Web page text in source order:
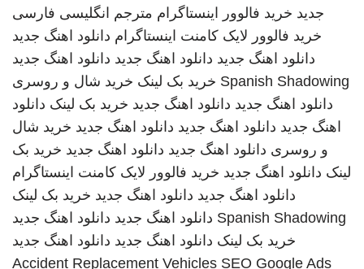
جدید خرید فالوور اینستاگرام مترجم انگلیسی فارسی
خرید فالوور لایک کامنت اینستاگرام دانلود اهنگ جدید
دانلود اهنگ جدید دانلود اهنگ جدید دانلود اهنگ جدید
Spanish Shadowing خرید بک لینک خرید شال و روسری
دانلود اهنگ جدید دانلود اهنگ جدید خرید بک لینک دانلود
اهنگ جدید دانلود اهنگ جدید دانلود اهنگ جدید خرید شال
و روسری دانلود اهنگ جدید دانلود اهنگ جدید خرید بک
لینک دانلود اهنگ جدید خرید فالوور لایک کامنت اینستاگرام
دانلود اهنگ جدید دانلود اهنگ جدید خرید بک لینک
Spanish Shadowing دانلود اهنگ جدید دانلود اهنگ جدید
خرید بک لینک دانلود اهنگ جدید دانلود اهنگ جدید
Accident Replacement Vehicles SEO Google Ads